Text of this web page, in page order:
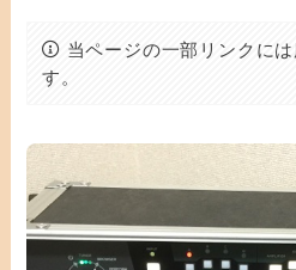
当ページの一部リンクに
す。